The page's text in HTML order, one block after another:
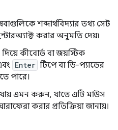
শব্দার্থবিদ্যার তথ্য সেট
করার অনুমতি দেয়৷
কীবোর্ড বা জয়স্টিক
Enter টিপে বা ডি-প্যাডের
পারে।
এমন করুন, যাতে এটি মাউস
করার প্রতিক্রিয়া জানায়।